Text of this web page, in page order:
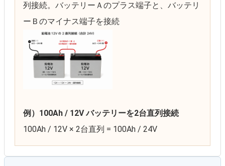
列接続。バッテリーＡのプラス端子と、バッテリ
ーＢのマイナス端子を接続
例）100Ah / 12V バッテリーを2台直列接続
100Ah / 12V × 2台直列 = 100Ah / 24V